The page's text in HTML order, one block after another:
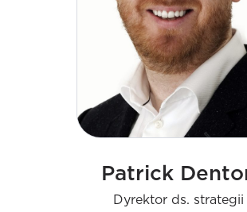
Patrick
Dyrektor ds. strategii